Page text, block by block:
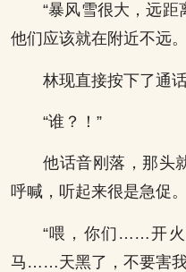
“暴风雪很大，远
他们应该就在附近不远
林现直接按下了通
“谁？！”
他话音刚落，那头
呼喊，听起来很是急促。
“喂，你们……开
马……天黑了，不要害